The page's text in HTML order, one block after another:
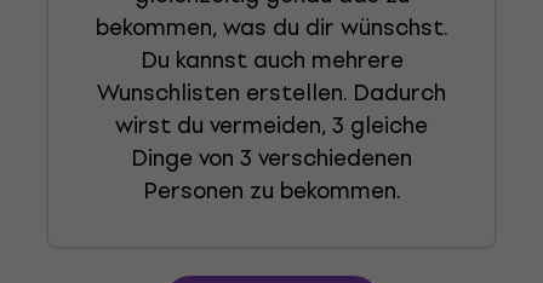
bekommen, was du dir wünschst.
Du kannst auch mehrere
Wunschlisten erstellen. Dadurch
wirst du vermeiden, 3 gleiche
Dinge von 3 verschiedenen
Personen zu bekommen.